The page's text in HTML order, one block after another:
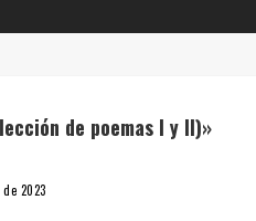
de poemas I y II)»
2023